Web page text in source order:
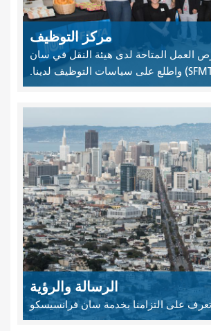
مركز التوظيف
العمل المتاحة لدى هيئة النقل في سان
الرسالة والرؤية
على التزامنا بخدمة سان فرانسيسكو